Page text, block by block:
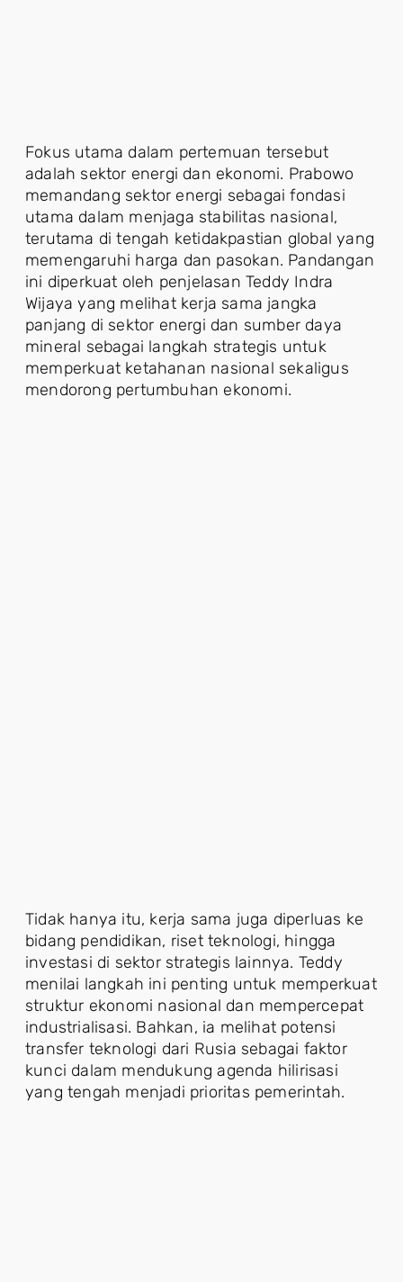
Fokus utama dalam pertemuan tersebut
adalah sektor energi dan ekonomi. Prabowo
memandang sektor energi sebagai fondasi
utama dalam menjaga stabilitas nasional,
terutama di tengah ketidakpastian global yang
memengaruhi harga dan pasokan. Pandangan
ini diperkuat oleh penjelasan Teddy Indra
Wijaya yang melihat kerja sama jangka
panjang di sektor energi dan sumber daya
mineral sebagai langkah strategis untuk
memperkuat ketahanan nasional sekaligus
mendorong pertumbuhan ekonomi.
Tidak hanya itu, kerja sama juga diperluas ke
bidang pendidikan, riset teknologi, hingga
investasi di sektor strategis lainnya. Teddy
menilai langkah ini penting untuk memperkuat
struktur ekonomi nasional dan mempercepat
industrialisasi. Bahkan, ia melihat potensi
transfer teknologi dari Rusia sebagai faktor
kunci dalam mendukung agenda hilirisasi
yang tengah menjadi prioritas pemerintah.